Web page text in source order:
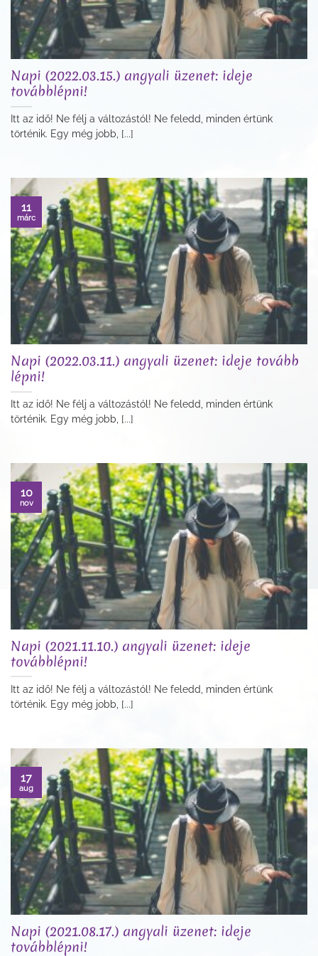
Napi (2022.03.15.) angyali üzenet: ideje
továbblépni!
Itt az idő! Ne félj a változástól! Ne feledd, minden értünk
történik. Egy még jobb, [...]
Napi (2022.03.11.) angyali üzenet: ideje tovább
lépni!
Itt az idő! Ne félj a változástól! Ne feledd, minden értünk
történik. Egy még jobb, [...]
11
márc
Napi (2021.11.10.) angyali üzenet: ideje
továbblépni!
Itt az idő! Ne félj a változástól! Ne feledd, minden értünk
történik. Egy még jobb, [...]
10
nov
Napi (2021.08.17.) angyali üzenet: ideje
továbblépni!
17
aug